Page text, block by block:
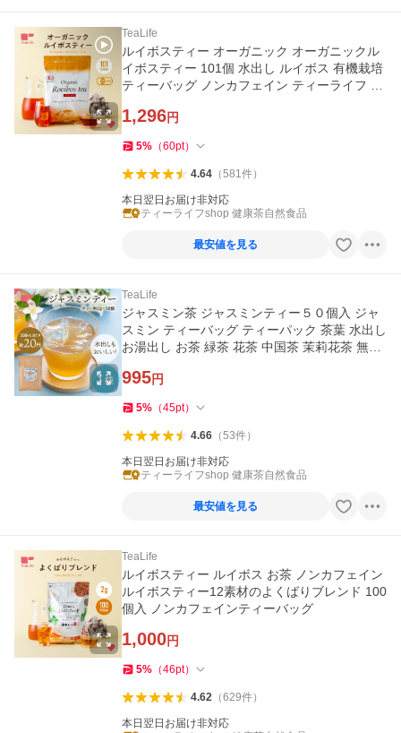
TeaLife
ルイボスティー オーガニック オーガニックル
イボスティー 101個 水出し ルイボス 有機栽培
ティーバッグ ノンカフェイン ティーライフ 送
1,296円
5% （60pt）
4.64（581件）
本日翌日お届け非対応
ティーライフshop 健康茶自然食品
最安値を見る
TeaLife
ジャスミン茶 ジャスミンティー５０個入 ジャ
スミン ティーバッグ ティーパック 茶葉 水出し
お湯出し お茶 緑茶 花茶 中国茶 茉莉花茶 無香
995円
5% （45pt）
4.66（53件）
本日翌日お届け非対応
ティーライフshop 健康茶自然食品
最安値を見る
TeaLife
ルイボスティー ルイボス お茶 ノンカフェイン
ルイボスティー12素材のよくばりブレンド 100
個入 ノンカフェインティーバッグ
1,000円
5% （46pt）
4.62（629件）
本日翌日お届け非対応